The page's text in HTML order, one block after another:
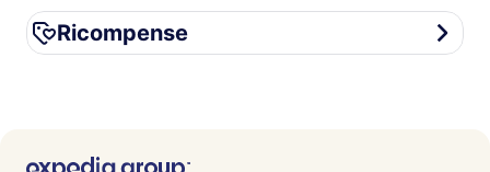
Ricompense
Ricompense